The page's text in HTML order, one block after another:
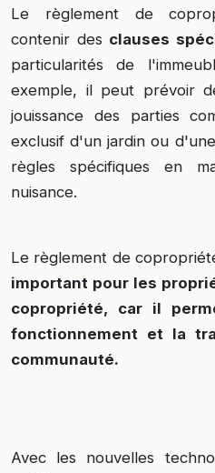
Le règlement de
contenir des clauses
particularités de
exemple, il peut prévoir
jouissance des parties
exclusif d'un jardin ou
règles spécifiques en
nuisance.
Le règlement de
important pour les
copropriété, car il
fonctionnement et la
communauté.
Avec les nouvelles